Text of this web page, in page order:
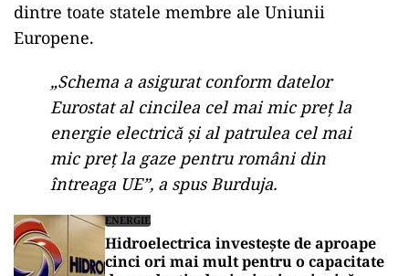
dintre toate statele membre ale Uniunii
Europene.
„Schema a asigurat conform datelor
Eurostat al cincilea cel mai mic preț la
energie electrică și al patrulea cel mai
mic preț la gaze pentru români din
întreaga UE”, a spus Burduja.
ENERGIE
Hidroelectrica investește de aproape
cinci ori mai mult pentru o capacitate